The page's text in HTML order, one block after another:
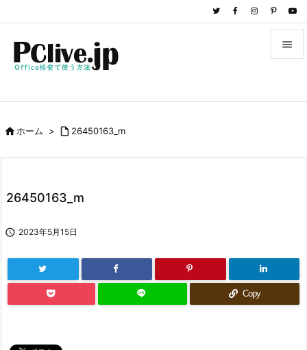

前へ
ホーム >  26450163_m
26450163_m
 2023年5月15日
Copy